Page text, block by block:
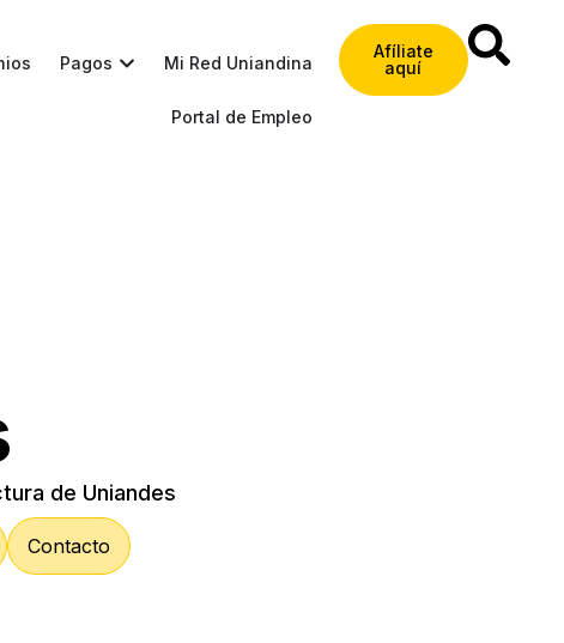
Pagos Mi Red Uniandina
Portal de Empleo
Afíliate
aquí
de Uniandes
Contacto